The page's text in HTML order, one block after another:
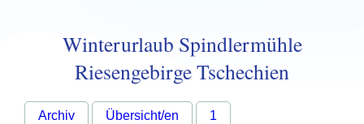
Winterurlaub Spindlermühle
Riesengebirge Tschechien
Archiv Übersicht/en 1